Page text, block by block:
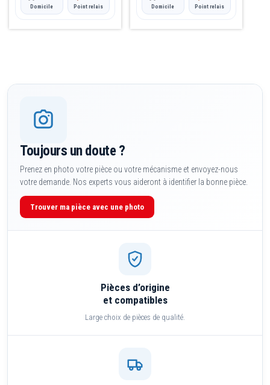
Domicile Point relais Domicile Point relais
Toujours un doute ?
Prenez en photo votre pièce ou votre mécanisme et envoyez-nous
votre demande. Nos experts vous aideront à identifier la bonne pièce.
Trouver ma pièce avec une photo
Pièces d’origine
et compatibles
Large choix de pièces de qualité.